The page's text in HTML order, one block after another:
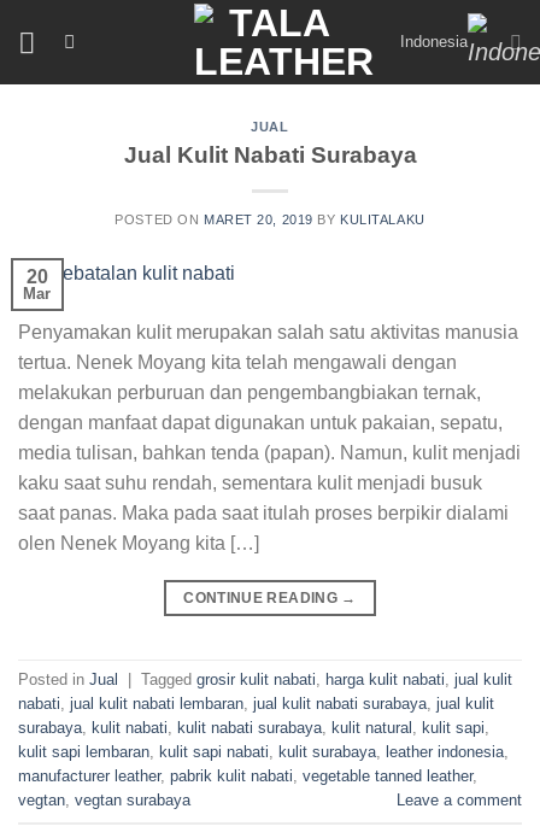
Indonesia
JUAL
Jual Kulit Nabati Surabaya
POSTED ON MARET 20, 2019 BY KULITALAKU
20
Mar
Penyamakan kulit merupakan salah satu aktivitas manusia
tertua. Nenek Moyang kita telah mengawali dengan
melakukan perburuan dan pengembangbiakan ternak,
dengan manfaat dapat digunakan untuk pakaian, sepatu,
media tulisan, bahkan tenda (papan). Namun, kulit menjadi
kaku saat suhu rendah, sementara kulit menjadi busuk
saat panas. Maka pada saat itulah proses berpikir dialami
olen Nenek Moyang kita […]
CONTINUE READING →
Posted in Jual Tagged grosir kulit nabati, harga kulit nabati, jual kulit
nabati, jual kulit nabati lembaran, jual kulit nabati surabaya, jual kulit
surabaya, kulit nabati, kulit nabati surabaya, kulit natural , kulit sapi,
kulit sapi lembaran, kulit sapi nabati, kulit surabaya, leather indonesia,
manufacturer leather, pabrik kulit nabati, vegetable tanned leather,
vegtan, vegtan surabaya Leave a comment